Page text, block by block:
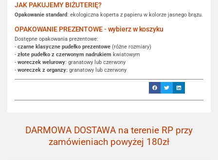
JAK PAKUJEMY BIŻUTERIĘ?
Opakowanie standard: ekologiczna koperta z papieru w kolorze jasnego brązu.
OPAKOWANIE PREZENTOWE - wybierz w koszyku
Dostępne opakowania prezentowe:
- czarne klasyczne pudełko prezentowe (różne rozmiary)
- złote pudełko z czerwonym nadrukiem kwiatowym
- woreczek welurowy: granatowy lub czerwony
- woreczek z organzy: granatowy lub czerwony
DARMOWA DOSTAWA na terenie RP przy
zamówieniach powyżej 180zł